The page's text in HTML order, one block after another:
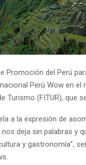
Promoción del Perú
Perú Wow en el
Turismo (FITUR), que
a la expresión de
deja sin palabras y
y gastronomía”,